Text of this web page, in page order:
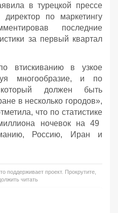
в турецкой прессе
по маркетингу
последние
за первый квартал
втискиванию в узкое
многообразие, и по
должен быть
в несколько городов»,
что по статистике
ночевок на 49
Россию, Иран и
поддерживает проект. Прокрутите,
читать